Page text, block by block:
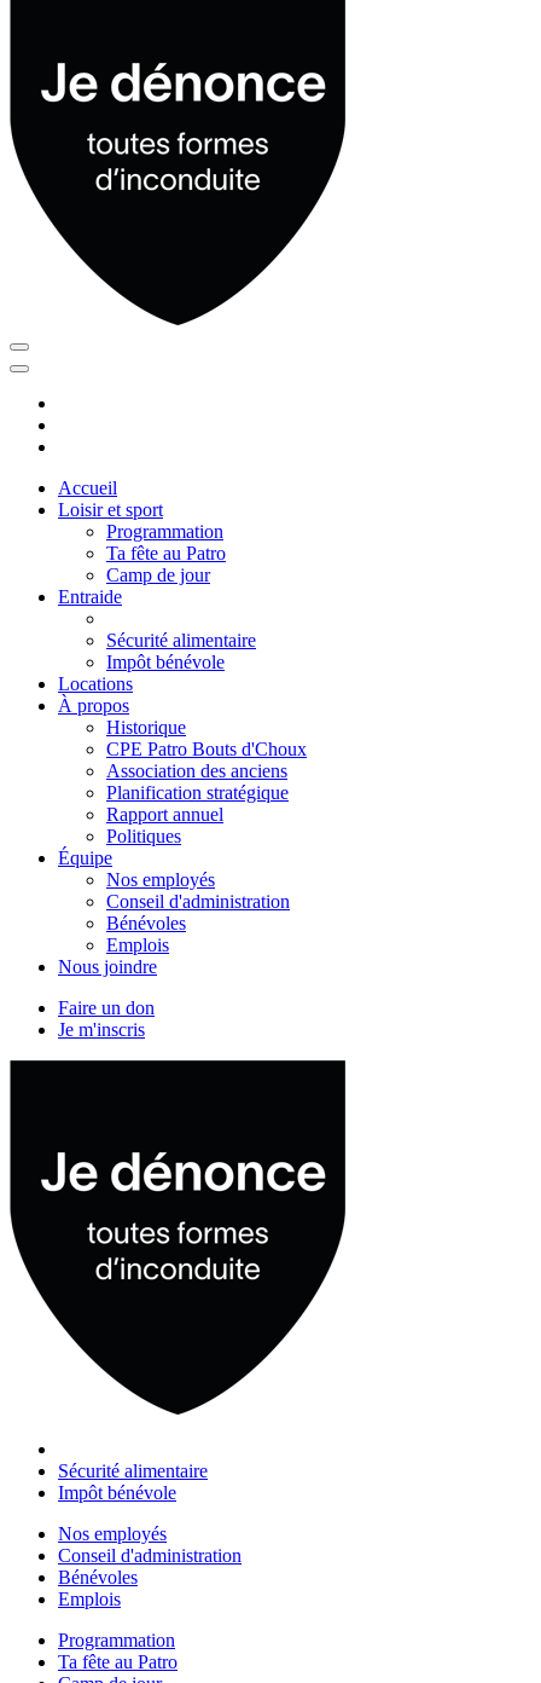
Accueil
Loisir et sport
Programmation
Ta fête au Patro
Camp de jour
Entraide
Sécurité alimentaire
Impôt bénévole
Locations
À propos
Historique
CPE Patro Bouts d'Choux
Association des anciens
Planification stratégique
Rapport annuel
Politiques
Équipe
Nos employés
Conseil d'administration
Bénévoles
Emplois
Nous joindre
Faire un don
Je m'inscris
Sécurité alimentaire
Impôt bénévole
Nos employés
Conseil d'administration
Bénévoles
Emplois
Programmation
Ta fête au Patro